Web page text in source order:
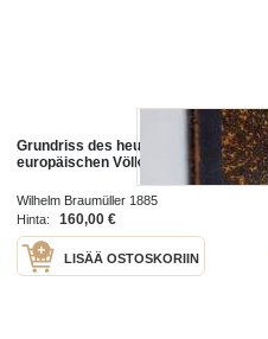
Grundriss des heutigen
europäischen Völkerrechtes
Wilhelm Braumüller 1885
Hinta:
160,00 €
LISÄÄ OSTOSKORIIN